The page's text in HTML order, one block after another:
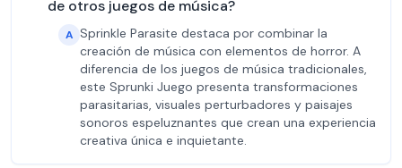
de otros juegos de música?
A Sprinkle Parasite destaca por combinar la
creación de música con elementos de horror. A
diferencia de los juegos de música tradicionales,
este Sprunki Juego presenta transformaciones
parasitarias, visuales perturbadores y paisajes
sonoros espeluznantes que crean una experiencia
creativa única e inquietante.